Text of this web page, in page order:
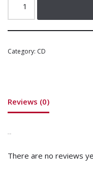
Category: CD
Reviews (0)
There are no reviews